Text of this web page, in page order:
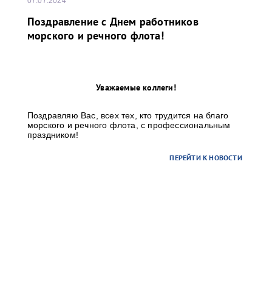
Поздравление с Днем работников
морского и речного флота!
Уважаемые коллеги!
Поздравляю Вас, всех тех, кто трудится на благо
морского и речного флота, с профессиональным
праздником!
ПЕРЕЙТИ К НОВОСТИ